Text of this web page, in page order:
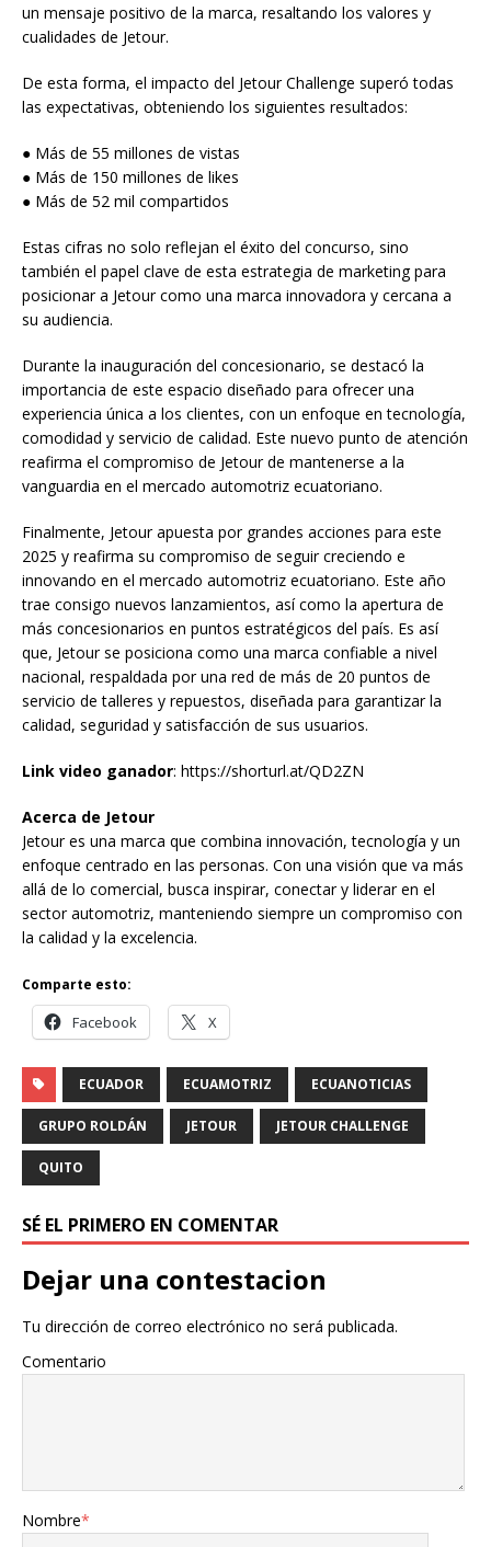
un mensaje positivo de la marca, resaltando los valores y
cualidades de Jetour.
De esta forma, el impacto del Jetour Challenge superó todas
las expectativas, obteniendo los siguientes resultados:
● Más de 55 millones de vistas
● Más de 150 millones de likes
● Más de 52 mil compartidos
Estas cifras no solo reflejan el éxito del concurso, sino
también el papel clave de esta estrategia de marketing para
posicionar a Jetour como una marca innovadora y cercana a
su audiencia.
Durante la inauguración del concesionario, se destacó la
importancia de este espacio diseñado para ofrecer una
experiencia única a los clientes, con un enfoque en tecnología,
comodidad y servicio de calidad. Este nuevo punto de atención
reafirma el compromiso de Jetour de mantenerse a la
vanguardia en el mercado automotriz ecuatoriano.
Finalmente, Jetour apuesta por grandes acciones para este
2025 y reafirma su compromiso de seguir creciendo e
innovando en el mercado automotriz ecuatoriano. Este año
trae consigo nuevos lanzamientos, así como la apertura de
más concesionarios en puntos estratégicos del país. Es así
que, Jetour se posiciona como una marca confiable a nivel
nacional, respaldada por una red de más de 20 puntos de
servicio de talleres y repuestos, diseñada para garantizar la
calidad, seguridad y satisfacción de sus usuarios.
Link video ganador: https://shorturl.at/QD2ZN
Acerca de Jetour
Jetour es una marca que combina innovación, tecnología y un
enfoque centrado en las personas. Con una visión que va más
allá de lo comercial, busca inspirar, conectar y liderar en el
sector automotriz, manteniendo siempre un compromiso con
la calidad y la excelencia.
Comparte esto:
Facebook X
ECUADOR ECUAMOTRIZ ECUANOTICIAS
GRUPO ROLDÁN JETOUR JETOUR CHALLENGE
QUITO
SÉ EL PRIMERO EN COMENTAR
Dejar una contestacion
Tu dirección de correo electrónico no será publicada.
Comentario
Nombre*